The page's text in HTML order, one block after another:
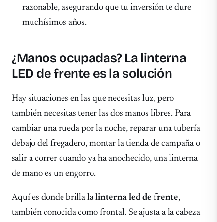
razonable, asegurando que tu inversión te dure
muchísimos años.
¿Manos ocupadas? La linterna
LED de frente es la solución
Hay situaciones en las que necesitas luz, pero
también necesitas tener las dos manos libres. Para
cambiar una rueda por la noche, reparar una tubería
debajo del fregadero, montar la tienda de campaña o
salir a correr cuando ya ha anochecido, una linterna
de mano es un engorro.
Aquí es donde brilla la linterna led de frente,
también conocida como frontal. Se ajusta a la cabeza